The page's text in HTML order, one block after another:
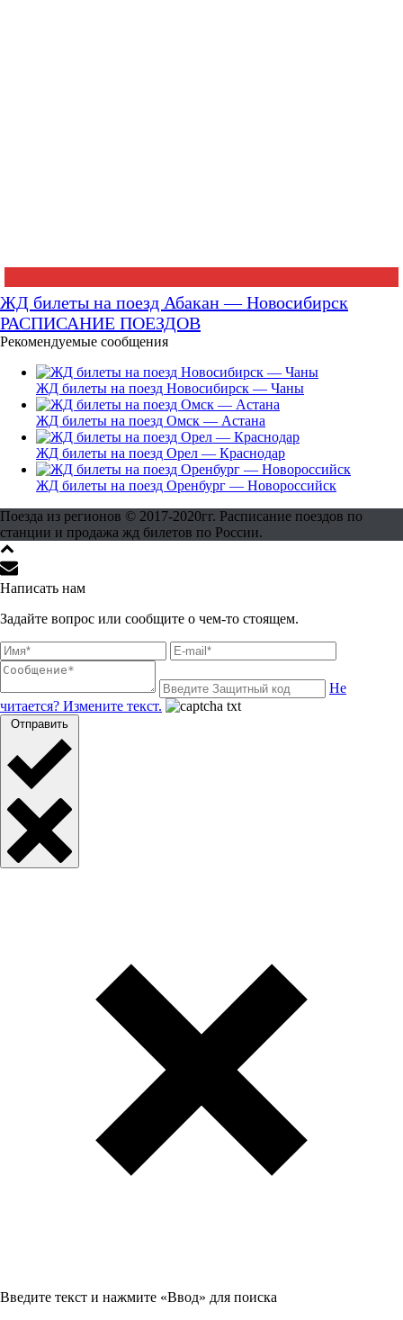
ЖД билеты на поезд Абакан — Новосибирск
РАСПИСАНИЕ ПОЕЗДОВ
Рекомендуемые сообщения
ЖД билеты на поезд Новосибирск — Чаны
ЖД билеты на поезд Омск — Астана
ЖД билеты на поезд Орел — Краснодар
ЖД билеты на поезд Оренбург — Новороссийск
Поезда из регионов © 2017-2020гг. Расписание поездов по
станции и продажа жд билетов по России.
Написать нам
Задайте вопрос или сообщите о чем-то стоящем.
Не
читается? Измените текст.
Отправить
Введите текст и нажмите «Ввод» для поиска